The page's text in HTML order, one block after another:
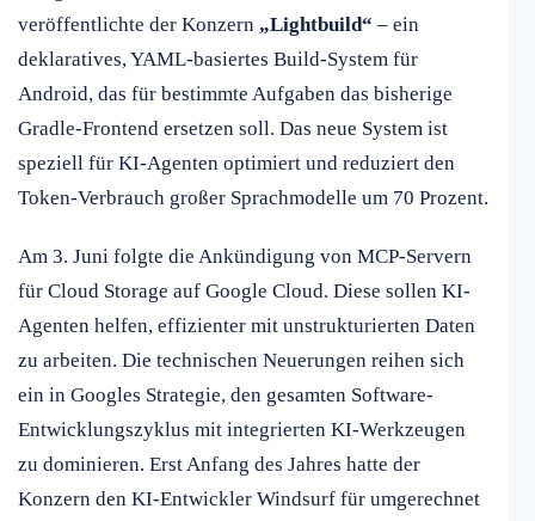
veröffentlichte der Konzern „Lightbuild“ – ein
deklaratives, YAML-basiertes Build-System für
Android, das für bestimmte Aufgaben das bisherige
Gradle-Frontend ersetzen soll. Das neue System ist
speziell für KI-Agenten optimiert und reduziert den
Token-Verbrauch großer Sprachmodelle um 70 Prozent.
Am 3. Juni folgte die Ankündigung von MCP-Servern
für Cloud Storage auf Google Cloud. Diese sollen KI-
Agenten helfen, effizienter mit unstrukturierten Daten
zu arbeiten. Die technischen Neuerungen reihen sich
ein in Googles Strategie, den gesamten Software-
Entwicklungszyklus mit integrierten KI-Werkzeugen
zu dominieren. Erst Anfang des Jahres hatte der
Konzern den KI-Entwickler Windsurf für umgerechnet